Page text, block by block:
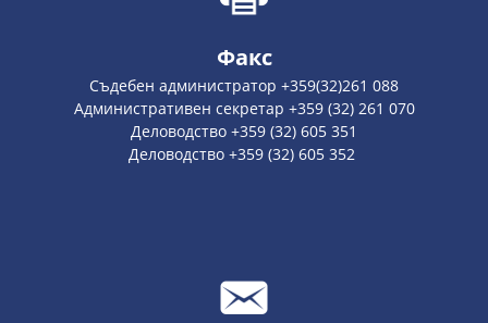
Факс
Съдебен администратор +359(32)261 088
Административен секретар +359 (32) 261 070
Деловодство +359 (32) 605 351
Деловодство +359 (32) 605 352